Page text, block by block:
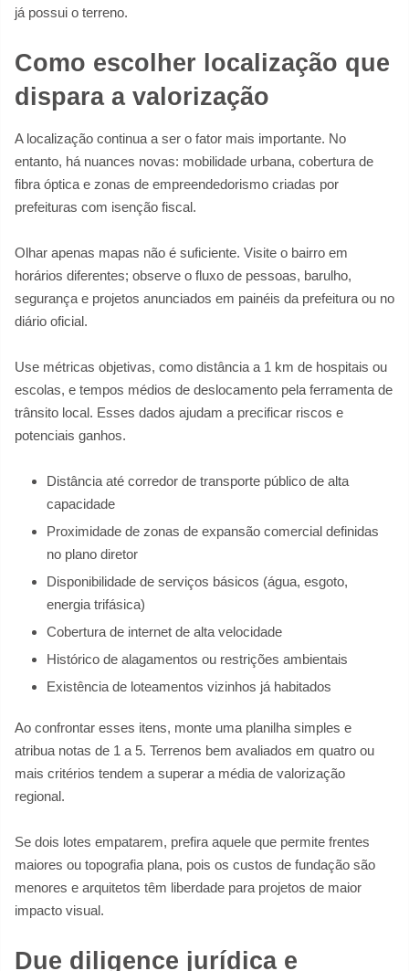
já possui o terreno.
Como escolher localização que
dispara a valorização
A localização continua a ser o fator mais importante. No
entanto, há nuances novas: mobilidade urbana, cobertura de
fibra óptica e zonas de empreendedorismo criadas por
prefeituras com isenção fiscal.
Olhar apenas mapas não é suficiente. Visite o bairro em
horários diferentes; observe o fluxo de pessoas, barulho,
segurança e projetos anunciados em painéis da prefeitura ou no
diário oficial.
Use métricas objetivas, como distância a 1 km de hospitais ou
escolas, e tempos médios de deslocamento pela ferramenta de
trânsito local. Esses dados ajudam a precificar riscos e
potenciais ganhos.
Distância até corredor de transporte público de alta
capacidade
Proximidade de zonas de expansão comercial definidas
no plano diretor
Disponibilidade de serviços básicos (água, esgoto,
energia trifásica)
Cobertura de internet de alta velocidade
Histórico de alagamentos ou restrições ambientais
Existência de loteamentos vizinhos já habitados
Ao confrontar esses itens, monte uma planilha simples e
atribua notas de 1 a 5. Terrenos bem avaliados em quatro ou
mais critérios tendem a superar a média de valorização
regional.
Se dois lotes empatarem, prefira aquele que permite frentes
maiores ou topografia plana, pois os custos de fundação são
menores e arquitetos têm liberdade para projetos de maior
impacto visual.
Due diligence jurídica e